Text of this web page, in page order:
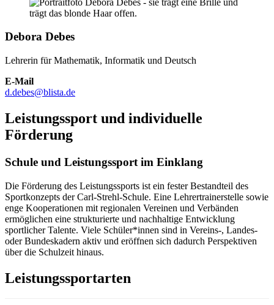
Debora Debes
Lehrerin für Mathematik, Informatik und Deutsch
E-Mail
d.debes@blista.de
Leistungssport und individuelle
Förderung
Schule und Leistungssport im Einklang
Die Förderung des Leistungssports ist ein fester Bestandteil des
Sportkonzepts der Carl-Strehl-Schule. Eine Lehrertrainerstelle sowie
enge Kooperationen mit regionalen Vereinen und Verbänden
ermöglichen eine strukturierte und nachhaltige Entwicklung
sportlicher Talente. Viele Schüler*innen sind in Vereins-, Landes-
oder Bundeskadern aktiv und eröffnen sich dadurch Perspektiven
über die Schulzeit hinaus.
Leistungssportarten